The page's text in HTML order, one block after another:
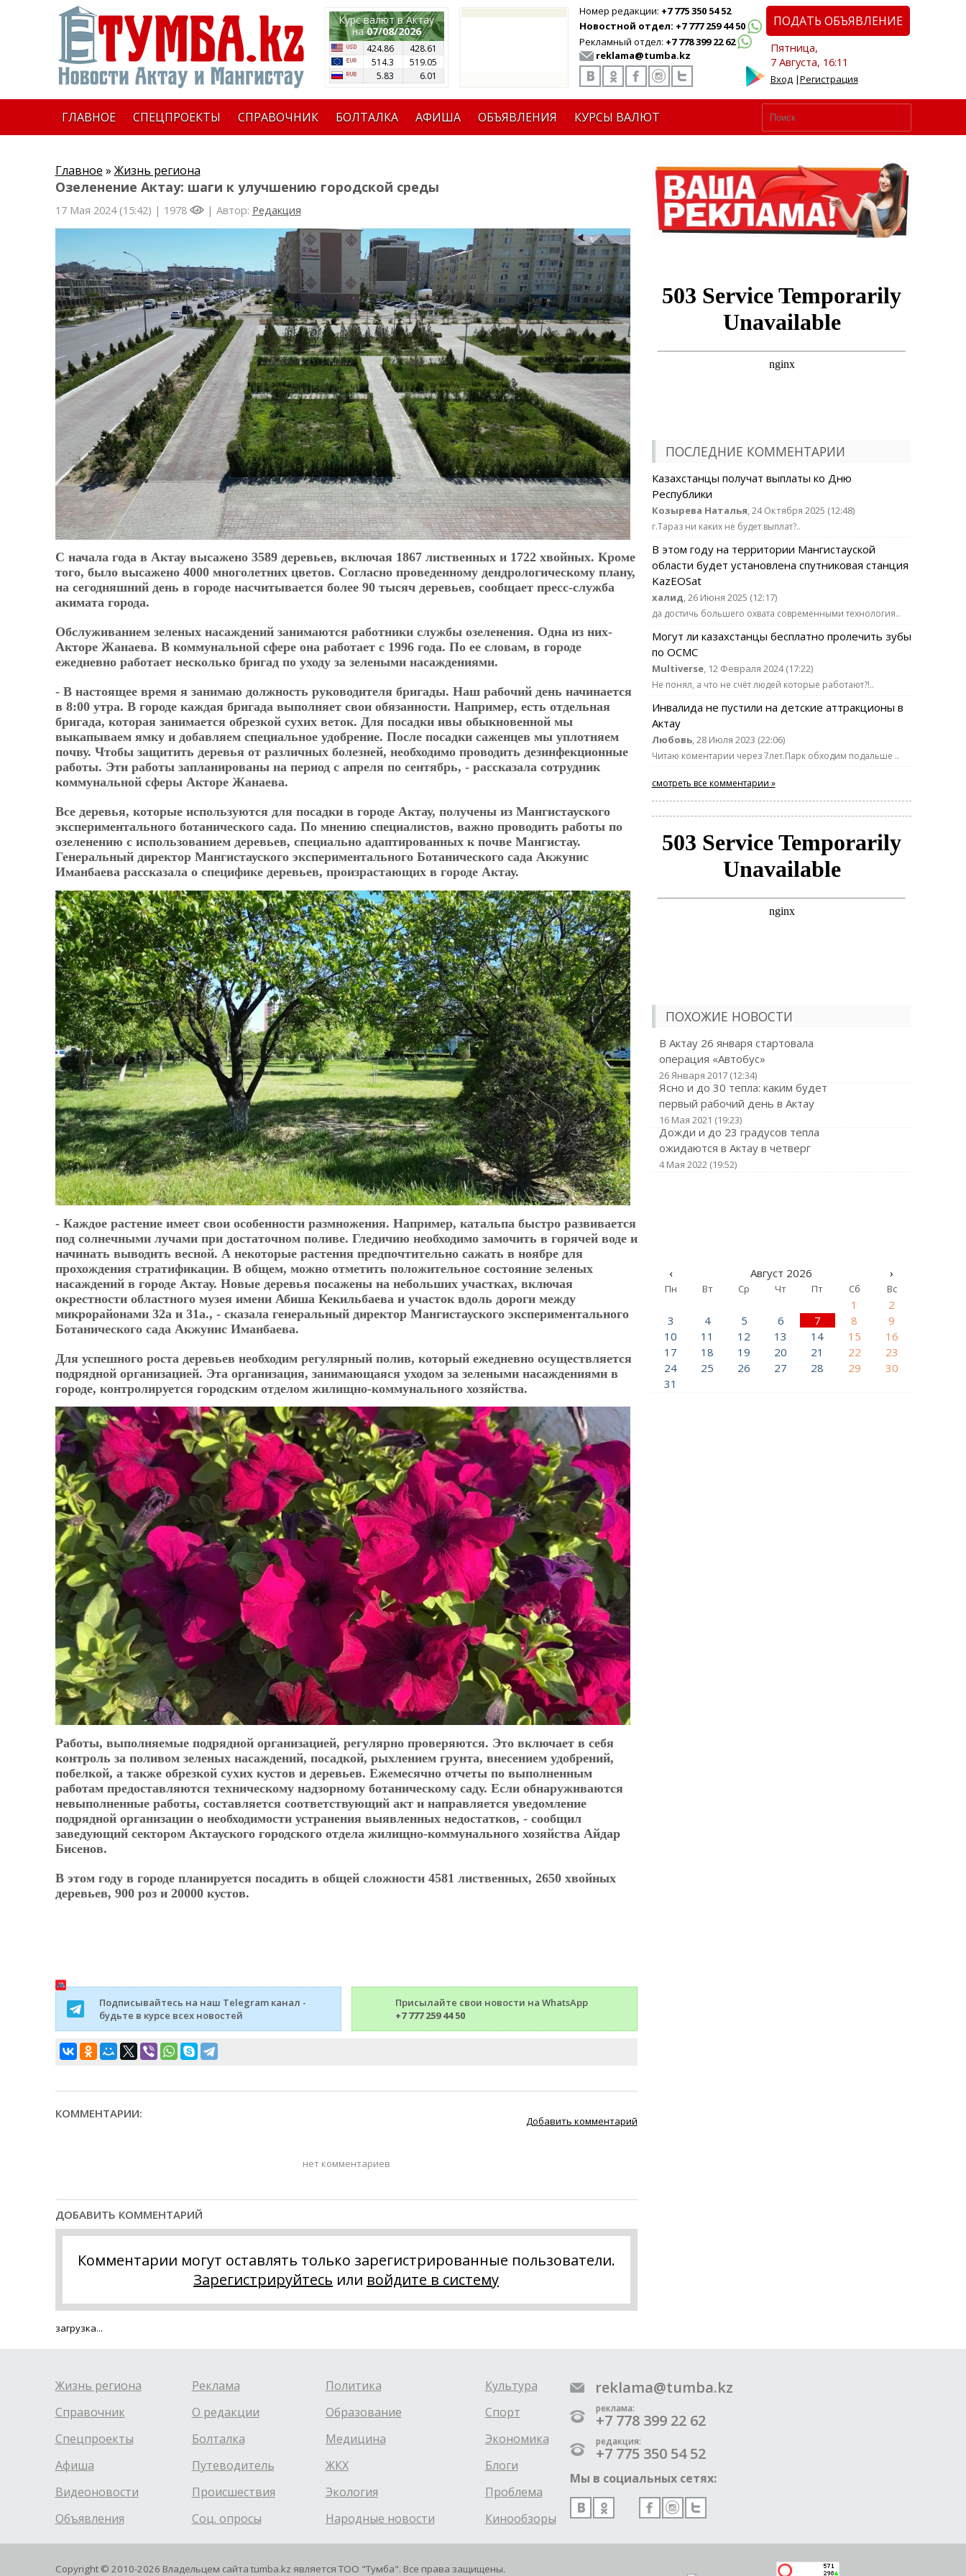
Курс валют в Актау
на07/08/2026
424.86
428.61
514.3
519.05
5.83
6.01
Номер редакции: +7 775 350 54 52
Новостной отдел: +7 777 259 44 50
Рекламный отдел: +7 778 399 22 62
reklama@tumba.kz
ПОДАТЬ ОБЪЯВЛЕНИЕ
Пятница,
7 Августа, 16:11
Вход|Регистрация
ГЛАВНОЕ СПЕЦПРОЕКТЫ СПРАВОЧНИК БОЛТАЛКА АФИША ОБЪЯВЛЕНИЯ КУРСЫ ВАЛЮТ
Главное » Жизнь региона
Озеленение Актау: шаги к улучшению городской среды
17 Мая 2024 (15:42) | 1978 | Автор: Редакция
С начала года в Актау высажено 3589 деревьев, включая 1867 лиственных и 1722 хвойных. Кроме
того, было высажено 4000 многолетних цветов. Согласно проведенному дендрологическому плану,
на сегодняшний день в городе насчитывается более 90 тысяч деревьев, сообщает пресс-служба
акимата города.
Обслуживанием зеленых насаждений занимаются работники службы озеленения. Одна из них-
Акторе Жанаева. В коммунальной сфере она работает с 1996 года. По ее словам, в городе
ежедневно работает несколько бригад по уходу за зелеными насаждениями.
- В настоящее время я занимаю должность руководителя бригады. Наш рабочий день начинается
в 8:00 утра. В городе каждая бригада выполняет свои обязанности. Например, есть отдельная
бригада, которая занимается обрезкой сухих веток. Для посадки ивы обыкновенной мы
выкапываем ямку и добавляем специальное удобрение. После посадки саженцев мы уплотняем
почву. Чтобы защитить деревья от различных болезней, необходимо проводить дезинфекционные
работы. Эти работы запланированы на период с апреля по сентябрь, - рассказала сотрудник
коммунальной сферы Акторе Жанаева.
Все деревья, которые используются для посадки в городе Актау, получены из Мангистауского
экспериментального ботанического сада. По мнению специалистов, важно проводить работы по
озеленению с использованием деревьев, специально адаптированных к почве Мангистау.
Генеральный директор Мангистауского экспериментального Ботанического сада Акжунис
Иманбаева рассказала о специфике деревьев, произрастающих в городе Актау.
- Каждое растение имеет свои особенности размножения. Например, катальпа быстро развивается
под солнечными лучами при достаточном поливе. Гледичию необходимо замочить в горячей воде и
начинать выводить весной. А некоторые растения предпочтительно сажать в ноябре для
прохождения стратификации. В общем, можно отметить положительное состояние зеленых
насаждений в городе Актау. Новые деревья посажены на небольших участках, включая
окрестности областного музея имени Абиша Кекильбаева и участок вдоль дороги между
микрорайонами 32а и 31а., - сказала генеральный директор Мангистауского экспериментального
Ботанического сада Акжунис Иманбаева.
Для успешного роста деревьев необходим регулярный полив, который ежедневно осуществляется
подрядной организацией. Эта организация, занимающаяся уходом за зелеными насаждениями в
городе, контролируется городским отделом жилищно-коммунального хозяйства.
Работы, выполняемые подрядной организацией, регулярно проверяются. Это включает в себя
контроль за поливом зеленых насаждений, посадкой, рыхлением грунта, внесением удобрений,
побелкой, а также обрезкой сухих кустов и деревьев. Ежемесячно отчеты по выполненным
работам предоставляются техническому надзорному ботаническому саду. Если обнаруживаются
невыполненные работы, составляется соответствующий акт и направляется уведомление
подрядной организации о необходимости устранения выявленных недостатков, - сообщил
заведующий сектором Актауского городского отдела жилищно-коммунального хозяйства Айдар
Бисенов.
В этом году в городе планируется посадить в общей сложности 4581 лиственных, 2650 хвойных
деревьев, 900 роз и 20000 кустов.
X
Подписывайтесь на наш Telegram канал -
будьте в курсе всех новостей
Присылайте свои новости на WhatsApp
+7 777 259 44 50
КОММЕНТАРИИ:
Добавить комментарий
нет комментариев
ДОБАВИТЬ КОММЕНТАРИЙ
Комментарии могут оставлять только зарегистрированные пользователи.
Зарегистрируйтесь или войдите в систему
загрузка...
ПОСЛЕДНИЕ КОММЕНТАРИИ
Казахстанцы получат выплаты ко Дню
Республики
Козырева Наталья, 24 Октября 2025 (12:48)
г.Тараз ни каких не будет выплат?..
В этом году на территории Мангистауской
области будет установлена спутниковая станция
KazEOSat
халид, 26 Июня 2025 (12:17)
да достичь большего охвата современными технология..
Могут ли казахстанцы бесплатно пролечить зубы
по ОСМС
Multiverse, 12 Февраля 2024 (17:22)
Не понял, а что не счёт людей которые работают?!..
Инвалида не пустили на детские аттракционы в
Актау
Любовь, 28 Июля 2023 (22:06)
Читаю коментарии через 7лет.Парк обходим подальше ..
смотреть все комментарии »
ПОХОЖИЕ НОВОСТИ
В Актау 26 января стартовала
операция «Автобус»
26 Января 2017 (12:34)
Ясно и до 30 тепла: каким будет
первый рабочий день в Актау
16 Мая 2021 (19:23)
Дожди и до 23 градусов тепла
ожидаются в Актау в четверг
4 Мая 2022 (19:52)
‹ Август 2026 ›
Пн Вт Ср Чт Пт Сб Вс
1
2
3
4 5 6 7 8
9
10
11 12 13 14 15
16
17
18 19 20 21 22
23
24
25 26 27 28 29
30
31
Жизнь региона
Справочник
Спецпроекты
Афиша
Видеоновости
Объявления
Реклама
О редакции
Болталка
Путеводитель
Происшествия
Соц. опросы
Политика
Образование
Медицина
ЖКХ
Экология
Народные новости
Культура
Спорт
Экономика
Блоги
Проблема
Кинообзоры
reklama@tumba.kz
реклама:
+7 778 399 22 62
редакция:
+7 775 350 54 52
Мы в социальных сетях:
Copyright © 2010-2026 Владельцем сайта tumba.kz является ТОО "Тумба". Все права защищены.